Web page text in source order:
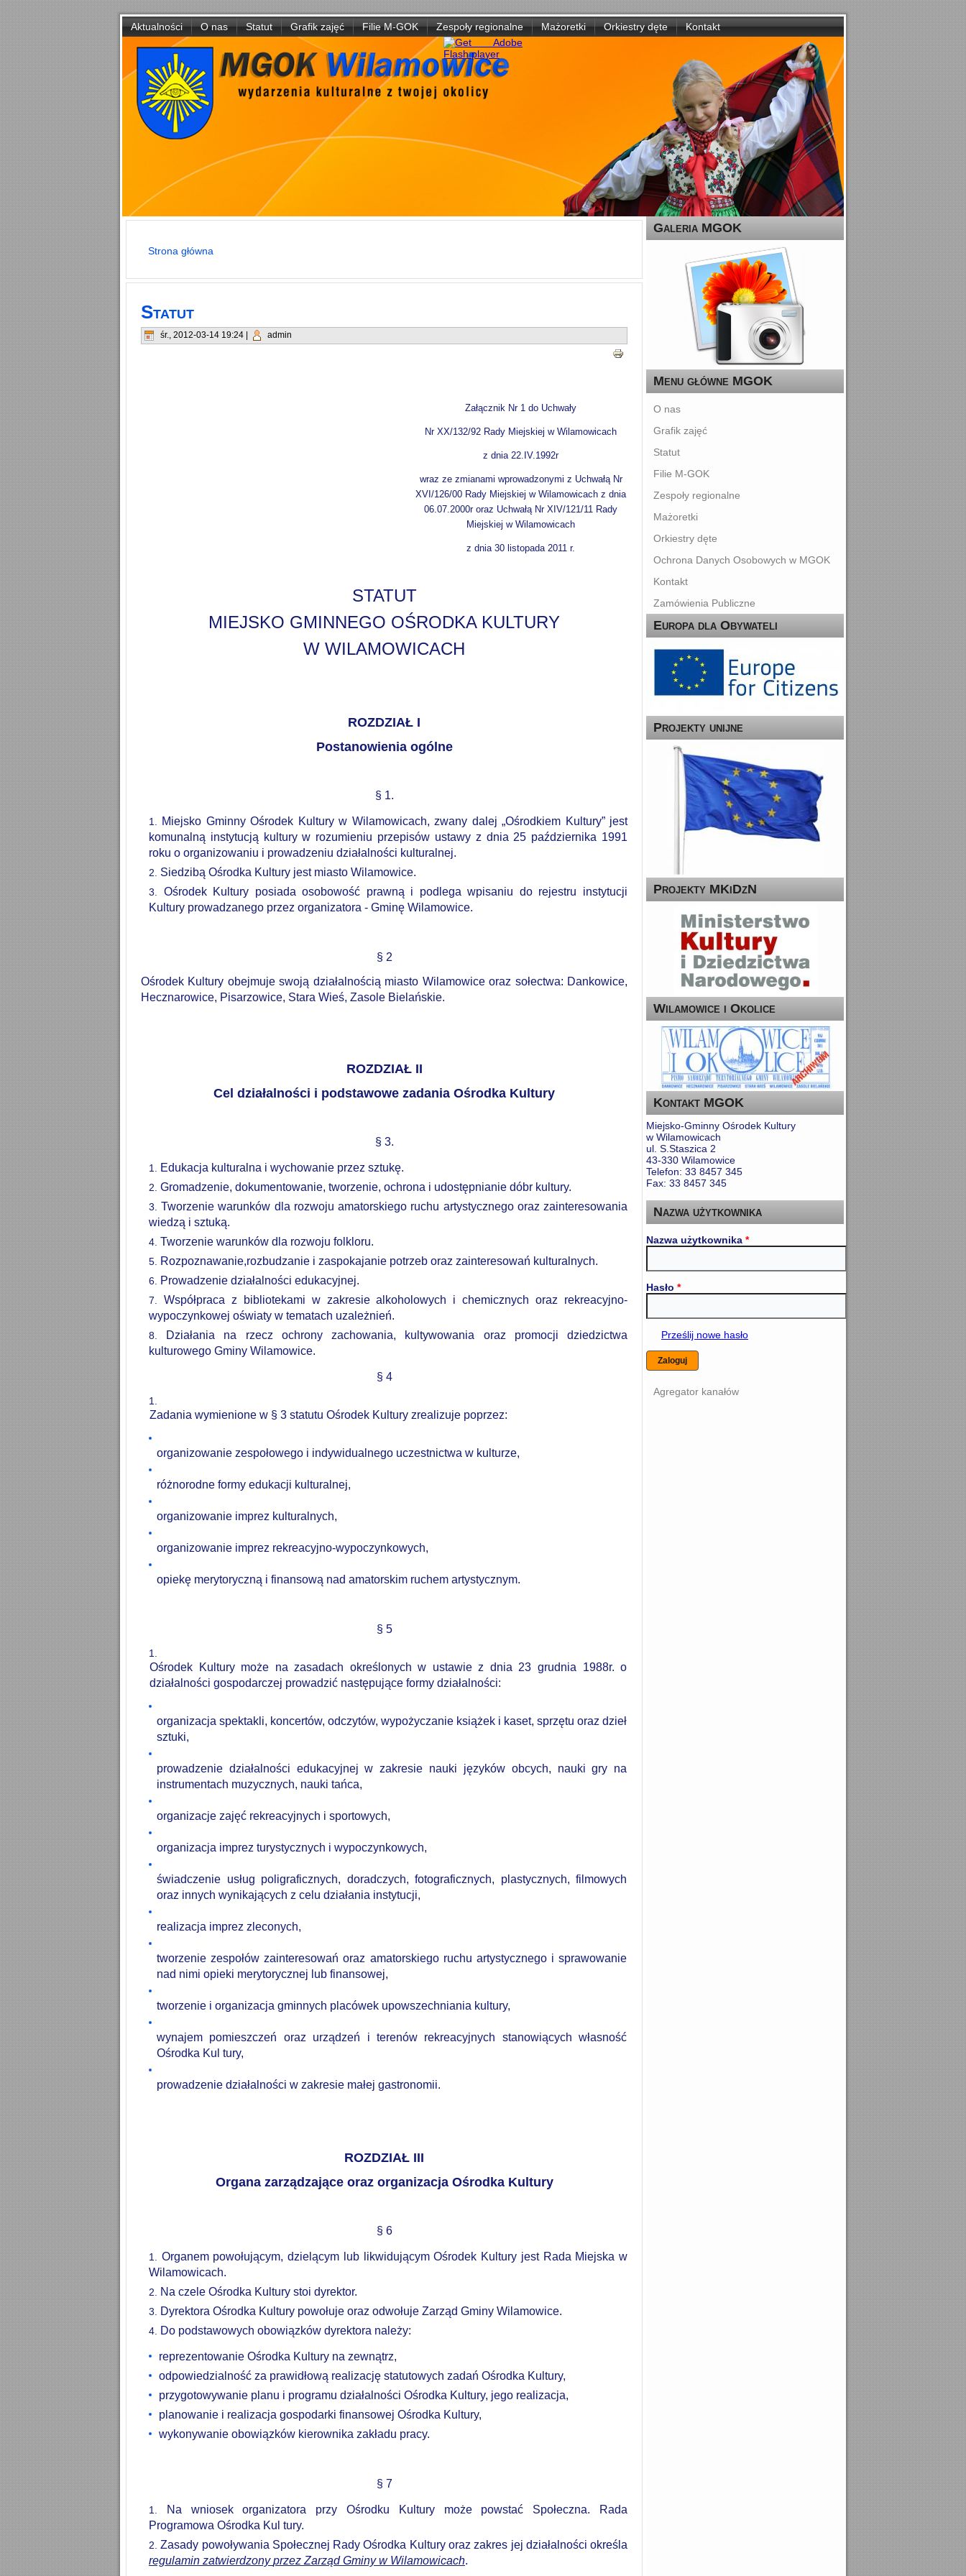
Aktualności O nas Statut Grafik zajęć Filie M-GOK Zespoły regionalne Mażoretki Orkiestry dęte Kontakt
Jesteś tutaj
Strona główna
Statut
śr., 2012-03-14 19:24 admin
Załącznik Nr 1 do Uchwały
Nr XX/132/92 Rady Miejskiej w Wilamowicach
z dnia 22.IV.1992r
wraz ze zmianami wprowadzonymi z Uchwałą Nr
XVI/126/00 Rady Miejskiej w Wilamowicach z dnia
06.07.2000r oraz Uchwałą Nr XIV/121/11 Rady
Miejskiej w Wilamowicach
z dnia 30 listopada 2011 r.
STATUT
MIEJSKO GMINNEGO OŚRODKA KULTURY
W WILAMOWICACH
ROZDZIAŁ I
Postanowienia ogólne
§ 1.
Miejsko Gminny Ośrodek Kultury w Wilamowicach, zwany dalej „Ośrodkiem Kultury” jest
komunalną instytucją kultury w rozumieniu przepisów ustawy z dnia 25 października 1991
roku o organizowaniu i prowadzeniu działalności kulturalnej.
Siedzibą Ośrodka Kultury jest miasto Wilamowice.
Ośrodek Kultury posiada osobowość prawną i podlega wpisaniu do rejestru instytucji
Kultury prowadzanego przez organizatora - Gminę Wilamowice.
§ 2
Ośrodek Kultury obejmuje swoją działalnością miasto Wilamowice oraz sołectwa: Dankowice,
Hecznarowice, Pisarzowice, Stara Wieś, Zasole Bielańskie.
ROZDZIAŁ II
Cel działalności i podstawowe zadania Ośrodka Kultury
§ 3.
Edukacja kulturalna i wychowanie przez sztukę.
Gromadzenie, dokumentowanie, tworzenie, ochrona i udostępnianie dóbr kultury.
Tworzenie warunków dla rozwoju amatorskiego ruchu artystycznego oraz zainteresowania
wiedzą i sztuką.
Tworzenie warunków dla rozwoju folkloru.
Rozpoznawanie,rozbudzanie i zaspokajanie potrzeb oraz zainteresowań kulturalnych.
Prowadzenie działalności edukacyjnej.
Współpraca z bibliotekami w zakresie alkoholowych i chemicznych oraz rekreacyjno-
wypoczynkowej oświaty w tematach uzależnień.
Działania na rzecz ochrony zachowania, kultywowania oraz promocji dziedzictwa
kulturowego Gminy Wilamowice.
§ 4
Zadania wymienione w § 3 statutu Ośrodek Kultury zrealizuje poprzez:
organizowanie zespołowego i indywidualnego uczestnictwa w kulturze,
różnorodne formy edukacji kulturalnej,
organizowanie imprez kulturalnych,
organizowanie imprez rekreacyjno-wypoczynkowych,
opiekę merytoryczną i finansową nad amatorskim ruchem artystycznym.
§ 5
Ośrodek Kultury może na zasadach określonych w ustawie z dnia 23 grudnia 1988r. o
działalności gospodarczej prowadzić następujące formy działalności:
organizacja spektakli, koncertów, odczytów, wypożyczanie książek i kaset, sprzętu oraz dzieł
sztuki,
prowadzenie działalności edukacyjnej w zakresie nauki języków obcych, nauki gry na
instrumentach muzycznych, nauki tańca,
organizacje zajęć rekreacyjnych i sportowych,
organizacja imprez turystycznych i wypoczynkowych,
świadczenie usług poligraficznych, doradczych, fotograficznych, plastycznych, filmowych
oraz innych wynikających z celu działania instytucji,
realizacja imprez zleconych,
tworzenie zespołów zainteresowań oraz amatorskiego ruchu artystycznego i sprawowanie
nad nimi opieki merytorycznej lub finansowej,
tworzenie i organizacja gminnych placówek upowszechniania kultury,
wynajem pomieszczeń oraz urządzeń i terenów rekreacyjnych stanowiących własność
Ośrodka Kul tury,
prowadzenie działalności w zakresie małej gastronomii.
ROZDZIAŁ III
Organa zarządzające oraz organizacja Ośrodka Kultury
§ 6
Organem powołującym, dzielącym lub likwidującym Ośrodek Kultury jest Rada Miejska w
Wilamowicach.
Na czele Ośrodka Kultury stoi dyrektor.
Dyrektora Ośrodka Kultury powołuje oraz odwołuje Zarząd Gminy Wilamowice.
Do podstawowych obowiązków dyrektora należy:
reprezentowanie Ośrodka Kultury na zewnątrz,
odpowiedzialność za prawidłową realizację statutowych zadań Ośrodka Kultury,
przygotowywanie planu i programu działalności Ośrodka Kultury, jego realizacja,
planowanie i realizacja gospodarki finansowej Ośrodka Kultury,
wykonywanie obowiązków kierownika zakładu pracy.
§ 7
Na wniosek organizatora przy Ośrodku Kultury może powstać Społeczna. Rada
Programowa Ośrodka Kul tury.
Zasady powoływania Społecznej Rady Ośrodka Kultury oraz zakres jej działalności określa
regulamin zatwierdzony przez Zarząd Gminy w Wilamowicach.
Galeria MGOK
Menu główne MGOK
O nas
Grafik zajęć
Statut
Filie M-GOK
Zespoły regionalne
Mażoretki
Orkiestry dęte
Ochrona Danych Osobowych w MGOK
Kontakt
Zamówienia Publiczne
Europa dla Obywateli
Projekty unijne
Projekty MKiDzN
Wilamowice i Okolice
Kontakt MGOK
Miejsko-Gminny Ośrodek Kultury
w Wilamowicach
ul. S.Staszica 2
43-330 Wilamowice
Telefon: 33 8457 345
Fax: 33 8457 345
Nazwa użytkownika
Nazwa użytkownika *
Hasło *
Prześlij nowe hasło
Agregator kanałów